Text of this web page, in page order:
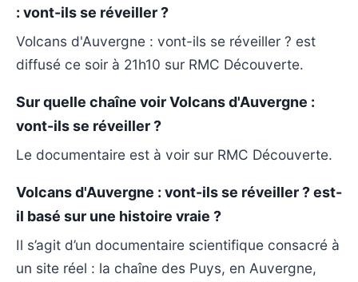
: vont-ils se réveiller ?
Volcans d'Auvergne : vont-ils se réveiller ? est
diffusé ce soir à 21h10 sur RMC Découverte.
Sur quelle chaîne voir Volcans d'Auvergne :
vont-ils se réveiller ?
Le documentaire est à voir sur RMC Découverte.
Volcans d'Auvergne : vont-ils se réveiller ? est-
il basé sur une histoire vraie ?
Il s’agit d’un documentaire scientifique consacré à
un site réel : la chaîne des Puys, en Auvergne,